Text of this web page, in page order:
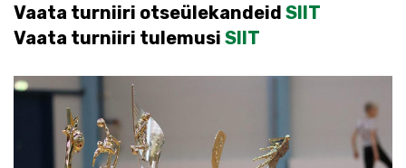
Vaata turniiri otseülekandeid SIIT
Vaata turniiri tulemusi SIIT